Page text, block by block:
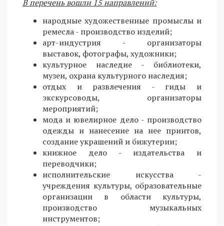
В перечень вошли 15 направлений:
народные художественные промыслы и
ремесла - производство изделий;
арт-индустрия - организаторы
выставок, фотографы, художники;
культурное наследие - библиотеки,
музеи, охрана культурного наследия;
отдых и развлечения - гиды и
экскурсоводы, организаторы
мероприятий;
мода и ювелирное дело - производство
одежды и нанесение на нее принтов,
создание украшений и бижутерии;
книжное дело - издательства и
переводчики;
исполнительские искусства -
учреждения культуры, образовательные
организации в области культуры,
производство музыкальных
инструментов;